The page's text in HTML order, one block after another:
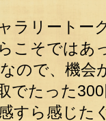
ラリートー
こそではあ
ので、機会
でたった
すら感じた